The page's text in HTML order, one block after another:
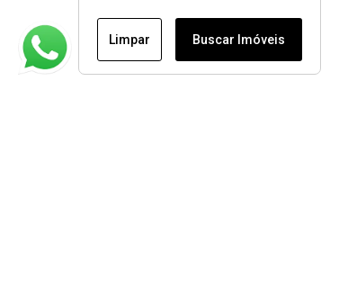
Limpar Buscar Imóveis